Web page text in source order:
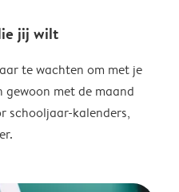
jij wilt
te wachten om met je
gewoon met de maand
schooljaar-kalenders,